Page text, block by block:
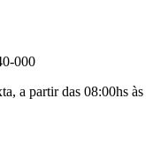
000
a partir das 08:00hs às